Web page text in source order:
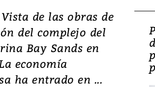
de las obras de
del complejo del
Bay Sands en
economía
ha entrado en ...
Lula lanza su
candidatura con
de inversión
defensa, educación y
raras